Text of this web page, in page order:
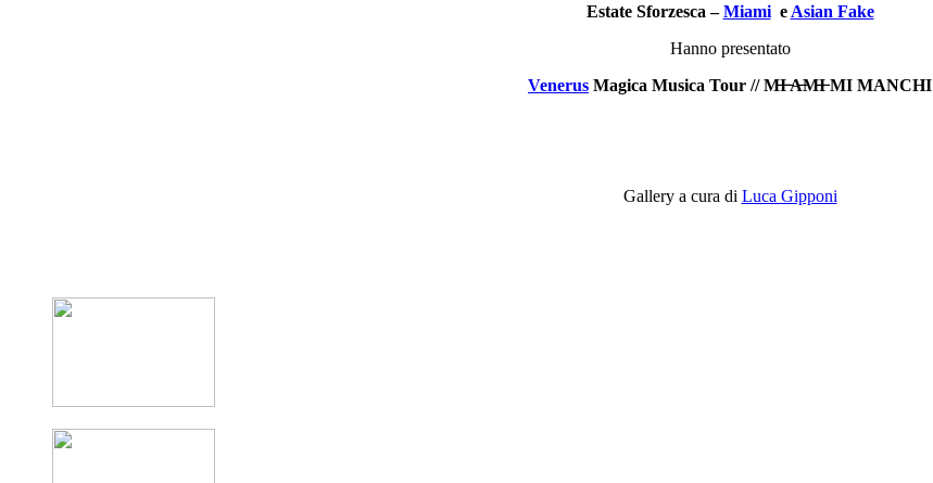
Estate Sforzesca –Miamie Asian Fake
Hanno presentato
Venerus Magica Musica Tour // M̶I̶ ̶A̶M̶I̶ MI MANCHI
Gallery a cura di Luca Gipponi